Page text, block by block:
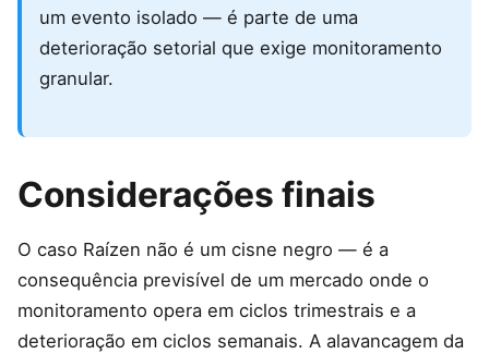
um evento isolado — é parte de uma
deterioração setorial que exige monitoramento
granular.
Considerações finais
O caso Raízen não é um cisne negro — é a
consequência previsível de um mercado onde o
monitoramento opera em ciclos trimestrais e a
deterioração em ciclos semanais. A alavancagem da